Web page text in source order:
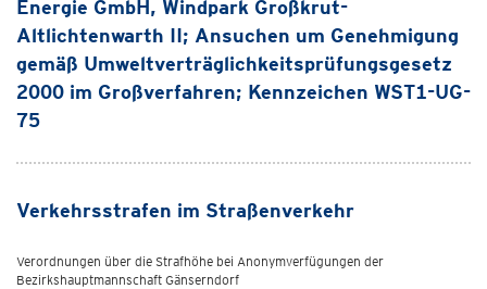
Energie GmbH, Windpark Großkrut-
Altlichtenwarth II; Ansuchen um Genehmigung
gemäß Umweltverträglichkeitsprüfungsgesetz
2000 im Großverfahren; Kennzeichen WST1-UG-
75
Verkehrsstrafen im Straßenverkehr
Verordnungen über die Strafhöhe bei Anonymverfügungen der
Bezirkshauptmannschaft Gänserndorf